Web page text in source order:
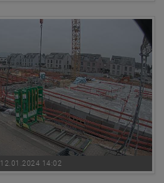
12.01.2024 14:02